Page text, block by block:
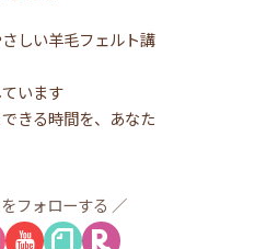
しい羊毛フェルト講
います
きる時間を、あなた
フォローする